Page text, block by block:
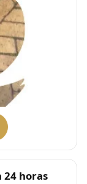
24 horas